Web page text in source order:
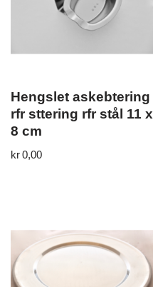
Hengslet askebtering
rfr sttering rfr stål 11 x
8 cm
kr0,00